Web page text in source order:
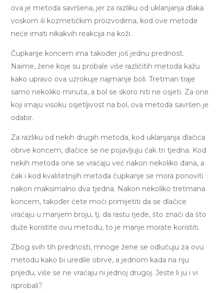
ova je metoda savršena, jer za razliku od uklanjanja dlaka
voskom ili kozmetičkim proizvodima, kod ove metode
neće imati nikakvih reakcija na koži.
Čupkanje koncem ima također još jednu prednost.
Naime, žene koje su probale više različitih metoda kažu
kako upravo ova uzrokuje najmanje boli. Tretman traje
samo nekoliko minuta, a bol se skoro niti ne osjeti. Za one
koji imaju visoku osjetljivost na bol, ova metoda savršen je
odabir.
Za razliku od nekih drugih metoda, kod uklanjanja dlačica
obrve koncem, dlačice se ne pojavljuju čak tri tjedna. Kod
nekih metoda one se vraćaju već nakon nekoliko dana, a
čak i kod kvalitetnijih metoda čupkanje se mora ponoviti
nakon maksimalno dva tjedna. Nakon nekoliko tretmana
koncem, također ćete moći primijetiti da se dlačice
vraćaju u manjem broju, tj. da rastu rjeđe, što znači da što
duže koristite ovu metodu, to je manje morate koristiti.
Zbog svih tih prednosti, mnoge žene se odlučuju za ovu
metodu kako bi uredile obrve, a jednom kada na nju
prijeđu, više se ne vraćaju ni jednoj drugoj. Jeste li ju i vi
isprobali?